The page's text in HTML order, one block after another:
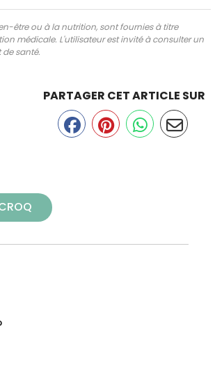
être ou à la nutrition, sont fournies à titre
médicale. L'utilisateur est invité à consulter un
santé.
PARTAGER CET ARTICLE SUR
recettes inédites de CROQ
!